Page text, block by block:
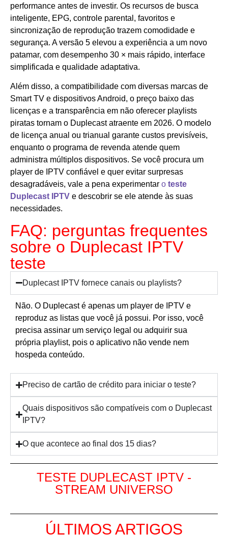
performance antes de investir. Os recursos de busca
inteligente, EPG, controle parental, favoritos e
sincronização de reprodução trazem comodidade e
segurança. A versão 5 elevou a experiência a um novo
patamar, com desempenho 30 × mais rápido, interface
simplificada e qualidade adaptativa.
Além disso, a compatibilidade com diversas marcas de
Smart TV e dispositivos Android, o preço baixo das
licenças e a transparência em não oferecer playlists
piratas tornam o Duplecast atraente em 2026. O modelo
de licença anual ou trianual garante custos previsíveis,
enquanto o programa de revenda atende quem
administra múltiplos dispositivos. Se você procura um
player de IPTV confiável e quer evitar surpresas
desagradáveis, vale a pena experimentar o teste
Duplecast IPTV e descobrir se ele atende às suas
necessidades.
FAQ: perguntas frequentes
sobre o Duplecast IPTV
teste
Duplecast IPTV fornece canais ou playlists?
Não. O Duplecast é apenas um player de IPTV e
reproduz as listas que você já possui. Por isso, você
precisa assinar um serviço legal ou adquirir sua
própria playlist, pois o aplicativo não vende nem
hospeda conteúdo.
Preciso de cartão de crédito para iniciar o teste?
Quais dispositivos são compatíveis com o Duplecast
IPTV?
O que acontece ao final dos 15 dias?
TESTE DUPLECAST IPTV -
STREAM UNIVERSO
ÚLTIMOS ARTIGOS